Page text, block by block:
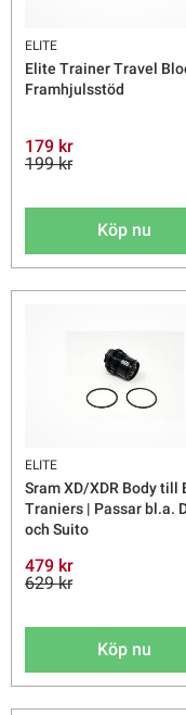
ELITE
Elite Trainer Travel
Framhjulsstöd
179 kr
199 kr
Köp nu
ELITE
Sram XD/XDR Body till
Traniers | Passar bl.a.
och Suito
479 kr
629 kr
Köp nu